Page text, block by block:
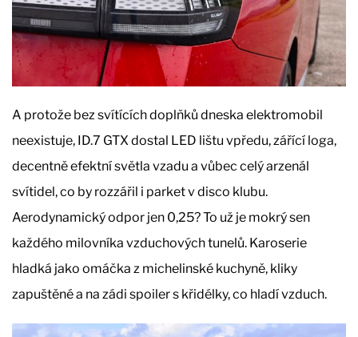
A protože bez svítících doplňků dneska elektromobil
neexistuje, ID.7 GTX dostal LED lištu vpředu, zářící loga,
decentně efektní světla vzadu a vůbec celý arzenál
svítidel, co by rozzářil i parket v disco klubu.
Aerodynamický odpor jen 0,25? To už je mokrý sen
každého milovníka vzduchových tunelů. Karoserie
hladká jako omáčka z michelinské kuchyně, kliky
zapuštěné a na zádi spoiler s křidélky, co hladí vzduch.